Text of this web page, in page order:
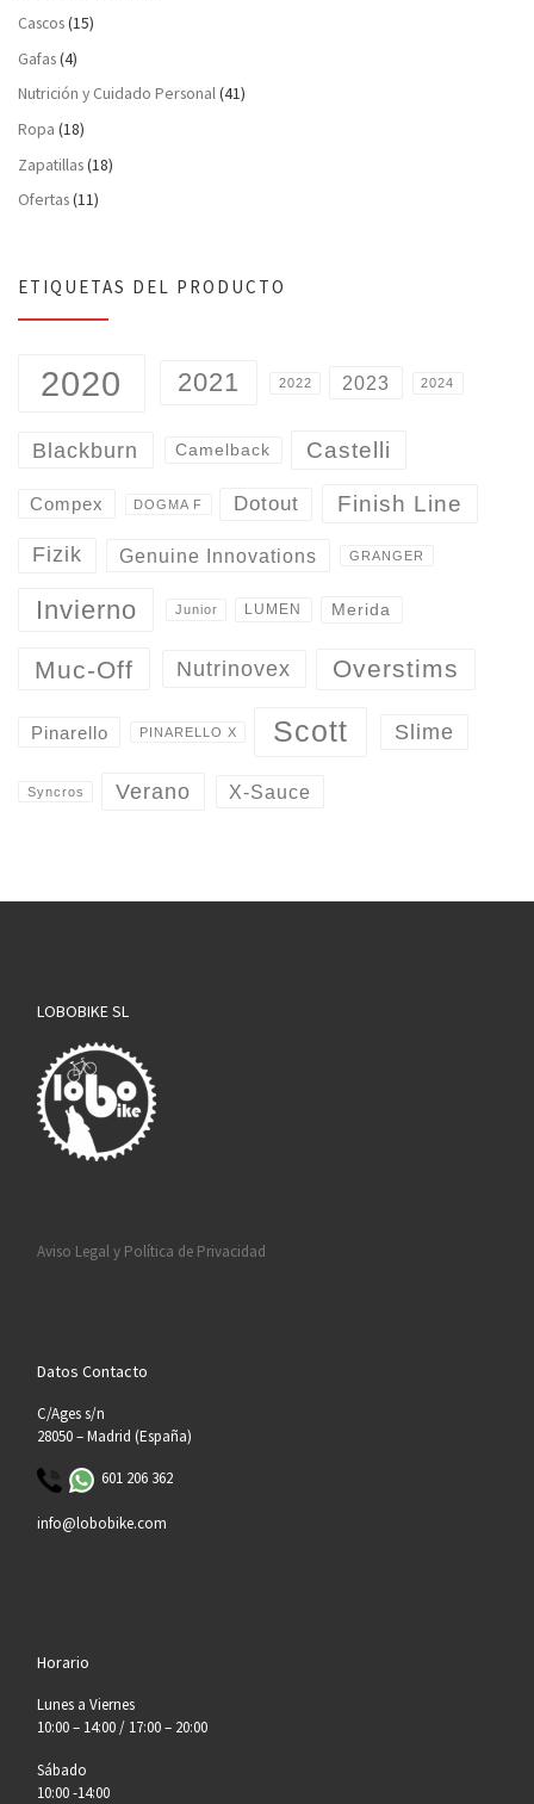
Cascos(15)
Gafas(4)
Nutrición y Cuidado Personal(41)
Ropa (18)
Zapatillas(18)
Ofertas(11)
ETIQUETAS DEL PRODUCTO
2020 2021 2022 2023 2024
Blackburn Camelback Castelli
Compex DOGMA F Dotout Finish Line
Fizik Genuine Innovations GRANGER
Invierno Junior LUMEN Merida
Muc-Off Nutrinovex Overstims
Pinarello PINARELLO X Scott Slime
Syncros Verano X-Sauce
LOBOBIKE SL
Aviso Legal y Política de Privacidad
Datos Contacto
C/Ages s/n
28050 – Madrid (España)
601 206 362
info@lobobike.com
Horario
Lunes a Viernes
10:00 – 14:00 / 17:00 – 20:00
Sábado
10:00 -14:00